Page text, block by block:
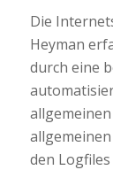
Die
Heyman
durch eine
den